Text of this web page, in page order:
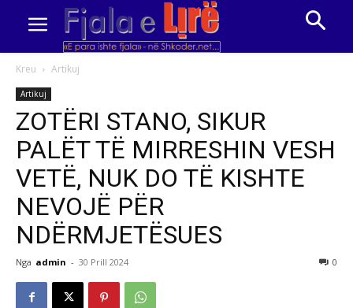
Kreu Artikuj
Artikuj
ZOTËRI STANO, SIKUR
PALËT TË MIRRESHIN VESH
VETË, NUK DO TË KISHTE
NEVOJË PËR
NDËRMJETËSUES
Nga admin - 30 Prill 2024 0